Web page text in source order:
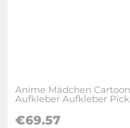
Anime Mädchen
Aufkleber Aufkleber
€69.57